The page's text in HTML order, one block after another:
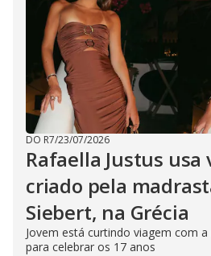
DO R7/23/07/2026
Rafaella Justus usa
criado pela
Siebert, na Grécia
Jovem está curtindo viagem com
para celebrar os 17 anos